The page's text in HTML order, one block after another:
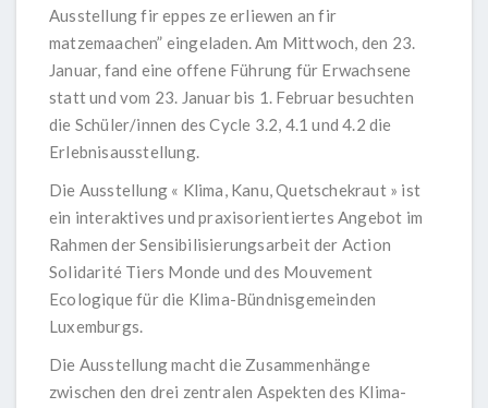
Ausstellung fir eppes ze erliewen an fir
matzemaachen” eingeladen. Am Mittwoch, den 23.
Januar, fand eine offene Führung für Erwachsene
statt und vom 23. Januar bis 1. Februar besuchten
die Schüler/innen des Cycle 3.2, 4.1 und 4.2 die
Erlebnisausstellung.
Die Ausstellung « Klima, Kanu, Quetschekraut » ist
ein interaktives und praxisorientiertes Angebot im
Rahmen der Sensibilisierungsarbeit der Action
Solidarité Tiers Monde und des Mouvement
Ecologique für die Klima-Bündnisgemeinden
Luxemburgs.
Die Ausstellung macht die Zusammenhänge
zwischen den drei zentralen Aspekten des Klima-